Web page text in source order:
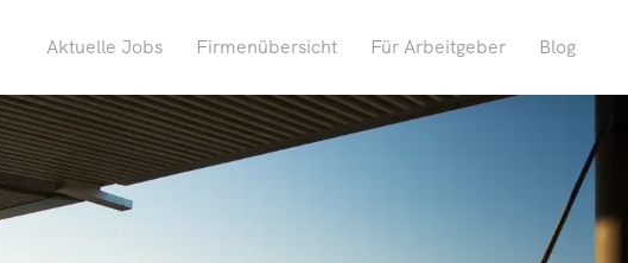
Aktuelle Jobs Firmenübersicht Für Arbeitgeber Blog